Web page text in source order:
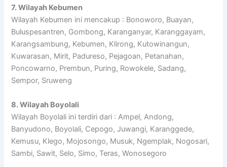
7. Wilayah Kebumen
Wilayah Kebumen ini mencakup : Bonoworo, Buayan,
Buluspesantren, Gombong, Karanganyar, Karanggayam,
Karangsambung, Kebumen, Klirong, Kutowinangun,
Kuwarasan, Mirit, Padureso, Pejagoan, Petanahan,
Poncowarno, Prembun, Puring, Rowokele, Sadang,
Sempor, Sruweng
8. Wilayah Boyolali
Wilayah Boyolali ini terdiri dari : Ampel, Andong,
Banyudono, Boyolali, Cepogo, Juwangi, Karanggede,
Kemusu, Klego, Mojosongo, Musuk, Ngemplak, Nogosari,
Sambi, Sawit, Selo, Simo, Teras, Wonosegoro